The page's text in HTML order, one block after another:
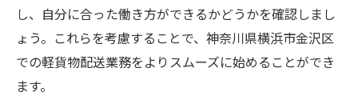
地元の特産品配送の可能性
地域貢献型ビジネスでの成功例
未経験からプロへ！軽貨物配送でのキャリアア
し、自分に合った働き方ができるかどうかを確認しまし
ょう。これらを考慮することで、神奈川県横浜市金沢区
での軽貨物配送業務をよりスムーズに始めることができ
ます。